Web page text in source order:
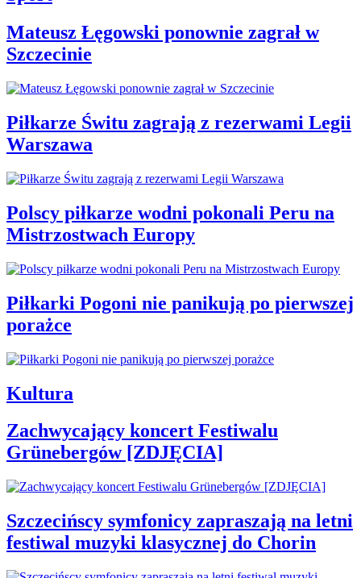
Mateusz Łęgowski ponownie zagrał w
Szczecinie
Piłkarze Świtu zagrają z rezerwami Legii
Warszawa
Polscy piłkarze wodni pokonali Peru na
Mistrzostwach Europy
Piłkarki Pogoni nie panikują po pierwszej
porażce
Kultura
Zachwycający koncert Festiwalu
Grünebergów [ZDJĘCIA]
Szczecińscy symfonicy zapraszają na letni
festiwal muzyki klasycznej do Chorin